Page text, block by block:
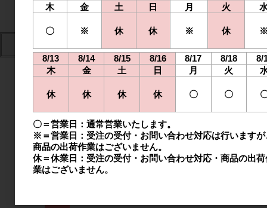
2026年8月
日 月 木
1
2 3 4 5 6 7 8
9 10 11 12 13 15
16 17 18
木
〇
金
※
土
休
日
休
月
※
火
休
8/13
木
休
8/14
金
休
8/15
土
休
8/16
日
休
8/17
月
〇
8/18
火
〇
8/
〇＝営業日：通常営業いたします。
※＝営業日：受注の受付・お問い合わせ対応は行いますが
商品の出荷作業はございません。
休＝休業日：受注の受付・お問い合わせ対応・商品の出荷
業はございません。